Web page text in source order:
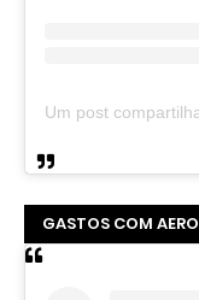
GASTOS COM